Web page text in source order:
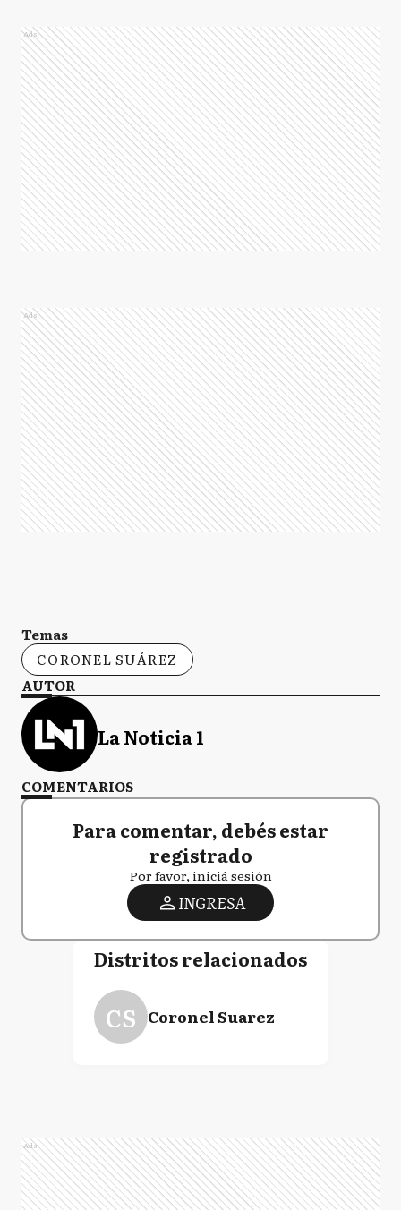
Ads
Ads
Temas
CORONEL SUÁREZ
AUTOR
La Noticia 1
COMENTARIOS
Para comentar, debés estar
registrado
Por favor, iniciá sesión
INGRESA
Distritos relacionados
CS Coronel Suarez
Ads